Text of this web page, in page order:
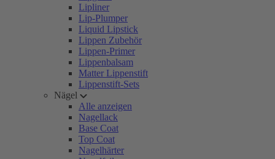
Lipliner
Lip-Plumper
Liquid Lipstick
Lippen Zubehör
Lippen-Primer
Lippenbalsam
Matter Lippenstift
Lippenstift-Sets
Nägel
Alle anzeigen
Nagellack
Base Coat
Top Coat
Nagelhärter